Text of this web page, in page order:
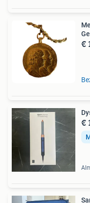
€
€